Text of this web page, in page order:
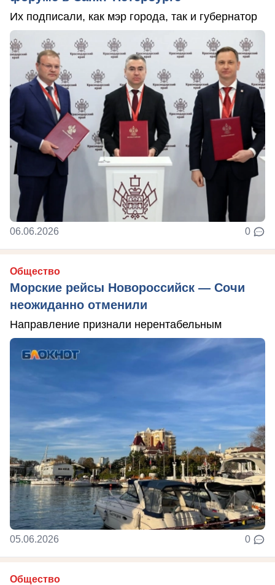
Их подписали, как мэр города, так и губернатор
06.06.2026 0
Общество
Морские рейсы Новороссийск — Сочи
неожиданно отменили
Направление признали нерентабельным
05.06.2026 0
Общество